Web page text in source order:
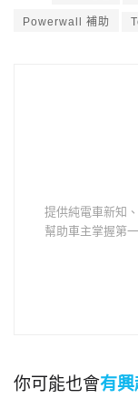
Powerwall 補助
提供純電車新知
幫助車主掌握第
你可能也會有興